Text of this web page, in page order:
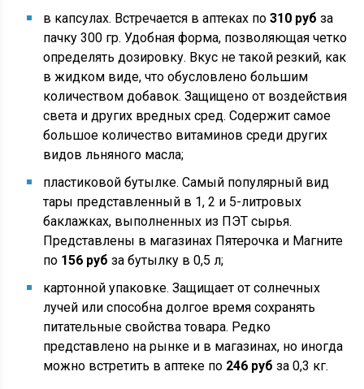
в капсулах. Встречается в аптеках по310 руб за
пачку 300 гр. Удобная форма, позволяющая четко
определять дозировку. Вкус не такой резкий, как
в жидком виде, что обусловлено большим
количеством добавок. Защищено от воздействия
света и других вредных сред. Содержит самое
большое количество витаминов среди других
видов льняного масла;
пластиковой бутылке. Самый популярный вид
тары представленный в 1, 2 и 5-литровых
баклажках, выполненных из ПЭТ сырья.
Представлены в магазинах Пятерочка и Магните
по 156 руб за бутылку в 0,5 л;
картонной упаковке. Защищает от солнечных
лучей или способна долгое время сохранять
питательные свойства товара. Редко
представлено на рынке и в магазинах, но иногда
можно встретить в аптеке по 246 руб за 0,3 кг.